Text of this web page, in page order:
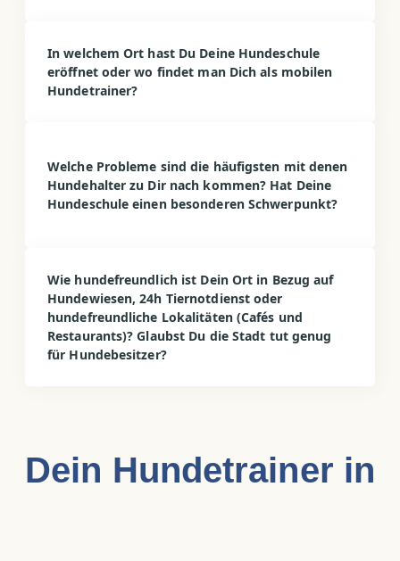
In welchem Ort hast Du Deine Hundeschule
eröffnet oder wo findet man Dich als mobilen
Hundetrainer?
Welche Probleme sind die häufigsten mit denen
Hundehalter zu Dir nach kommen? Hat Deine
Hundeschule einen besonderen Schwerpunkt?
Wie hundefreundlich ist Dein Ort in Bezug auf
Hundewiesen, 24h Tiernotdienst oder
hundefreundliche Lokalitäten (Cafés und
Restaurants)? Glaubst Du die Stadt tut genug
für Hundebesitzer?
Dein Hundetrainer in